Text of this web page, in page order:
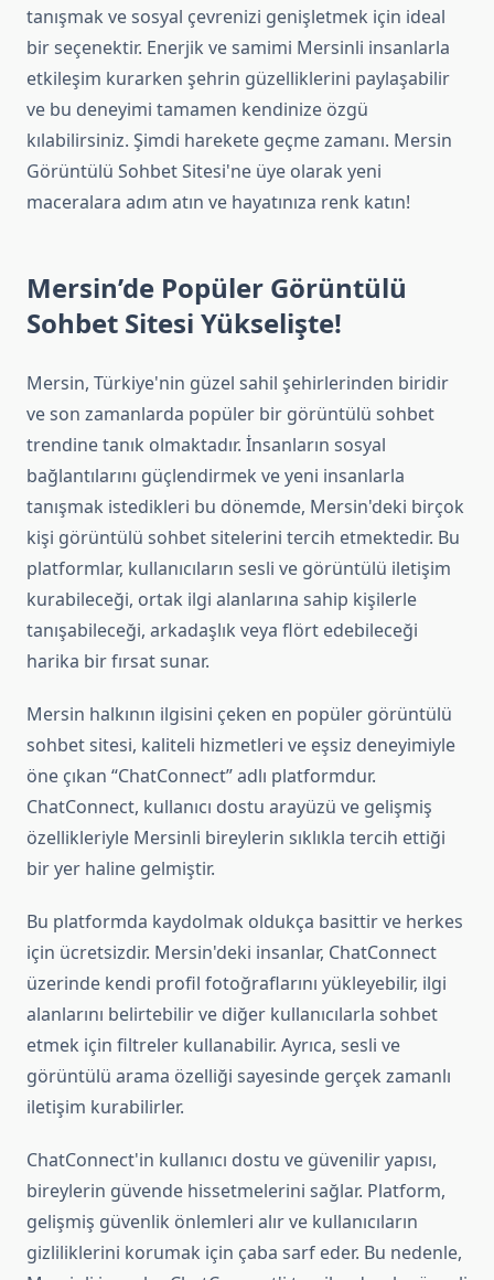
tanışmak ve sosyal çevrenizi genişletmek için ideal
bir seçenektir. Enerjik ve samimi Mersinli insanlarla
etkileşim kurarken şehrin güzelliklerini paylaşabilir
ve bu deneyimi tamamen kendinize özgü
kılabilirsiniz. Şimdi harekete geçme zamanı. Mersin
Görüntülü Sohbet Sitesi'ne üye olarak yeni
maceralara adım atın ve hayatınıza renk katın!
Mersin’de Popüler Görüntülü
Sohbet Sitesi Yükselişte!
Mersin, Türkiye'nin güzel sahil şehirlerinden biridir
ve son zamanlarda popüler bir görüntülü sohbet
trendine tanık olmaktadır. İnsanların sosyal
bağlantılarını güçlendirmek ve yeni insanlarla
tanışmak istedikleri bu dönemde, Mersin'deki birçok
kişi görüntülü sohbet sitelerini tercih etmektedir. Bu
platformlar, kullanıcıların sesli ve görüntülü iletişim
kurabileceği, ortak ilgi alanlarına sahip kişilerle
tanışabileceği, arkadaşlık veya flört edebileceği
harika bir fırsat sunar.
Mersin halkının ilgisini çeken en popüler görüntülü
sohbet sitesi, kaliteli hizmetleri ve eşsiz deneyimiyle
öne çıkan “ChatConnect” adlı platformdur.
ChatConnect, kullanıcı dostu arayüzü ve gelişmiş
özellikleriyle Mersinli bireylerin sıklıkla tercih ettiği
bir yer haline gelmiştir.
Bu platformda kaydolmak oldukça basittir ve herkes
için ücretsizdir. Mersin'deki insanlar, ChatConnect
üzerinde kendi profil fotoğraflarını yükleyebilir, ilgi
alanlarını belirtebilir ve diğer kullanıcılarla sohbet
etmek için filtreler kullanabilir. Ayrıca, sesli ve
görüntülü arama özelliği sayesinde gerçek zamanlı
iletişim kurabilirler.
ChatConnect'in kullanıcı dostu ve güvenilir yapısı,
bireylerin güvende hissetmelerini sağlar. Platform,
gelişmiş güvenlik önlemleri alır ve kullanıcıların
gizliliklerini korumak için çaba sarf eder. Bu nedenle,